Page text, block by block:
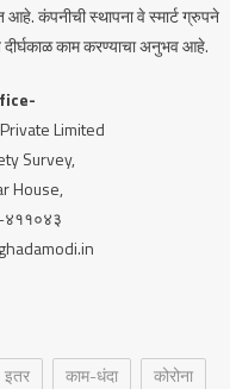
आहे. कंपनीची स्थापना वे स्मार्ट ग्रुपने
काम करण्याचा अनुभव आहे.
Limited
Survey,
House,
४११०४३
इतर काम-धंदा
कोरोना